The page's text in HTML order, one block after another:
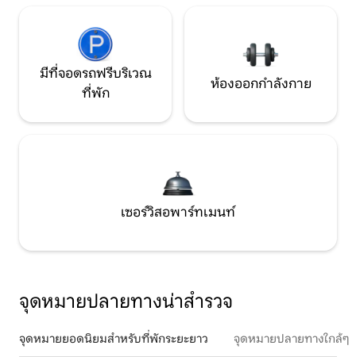
มีที่จอดรถฟรีบริเวณ
ที่พัก
ห้องออกกำลังกาย
เซอร์วิสอพาร์ทเมนท์
จุดหมายปลายทางน่าสำรวจ
จุดหมายยอดนิยมสำหรับที่พักระยะยาว จุดหมายปลายทางใกล้ๆ